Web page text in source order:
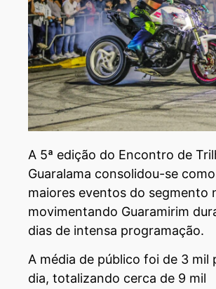
A 5ª edição do Encontro de
Guaralama consolidou-se
maiores eventos do segmento
movimentando Guaramirim
dias de intensa programação.
A média de público foi de 3 mil
dia, totalizando cerca de 9 mil